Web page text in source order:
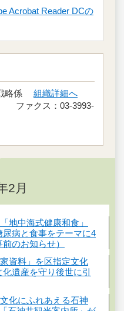
Acrobat Reader DCの
略係 組織詳細へ
ファクス：03-3993-
2月
地中海式健康和食」
病と食事をテーマに4
のお知らせ）
資料」を区指定文化
遺産を守り後世に引
化にふれあえる石神